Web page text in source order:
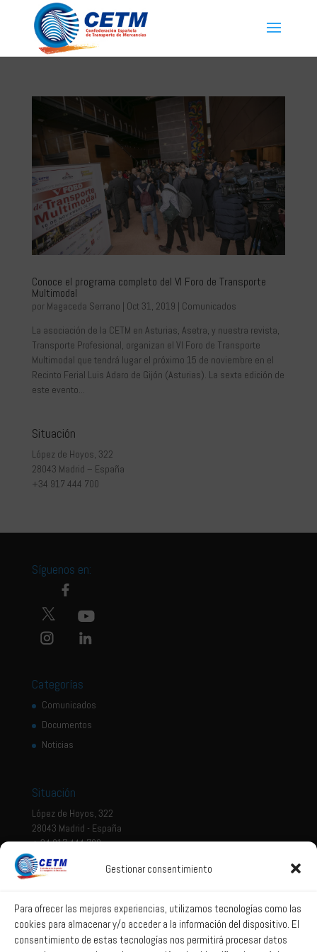
Gestionar consentimiento
Para ofrecer las mejores experiencias, utilizamos tecnologías como las
cookies para almacenar y/o acceder a la información del dispositivo. El
consentimiento de estas tecnologías nos permitirá procesar datos
Conoce el programa completo del VI Foro de Transporte
Multimodal
por Magaceda Serrano | Oct 31, 2019 | Comunicados
La asociación de la CETM en Asturias, Asetra, y nuestra revista,
Transporte Profesional, organizan el VI Foro de Transporte
Multimodal que tendrá lugar el próximo 15 de noviembre en el
Recinto Ferial Luis Adaro de Gijón (Asturias). La sexta edición de
este evento...
Situación
López de Hoyos, 322
28043 Madrid – España
+34 917 444 700
Síguenos en:
Categorías
Comunicados
Documentos
Noticias
Situación
López de Hoyos, 322
28043 Madrid - España
+ 34 917 444 700
Aviso legal
Política de privacidad
Política de Sistema Interno de Información